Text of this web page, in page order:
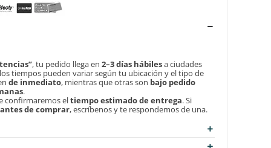
, tu pedido llega en2–3 días hábilesa ciudades
tiempos pueden variar según tu ubicación y el tipo de
de inmediato, mientras que otras son bajo pedido
.
confirmaremos eltiempo estimado de entrega. Si
de comprar, escríbenos y te respondemos de una.